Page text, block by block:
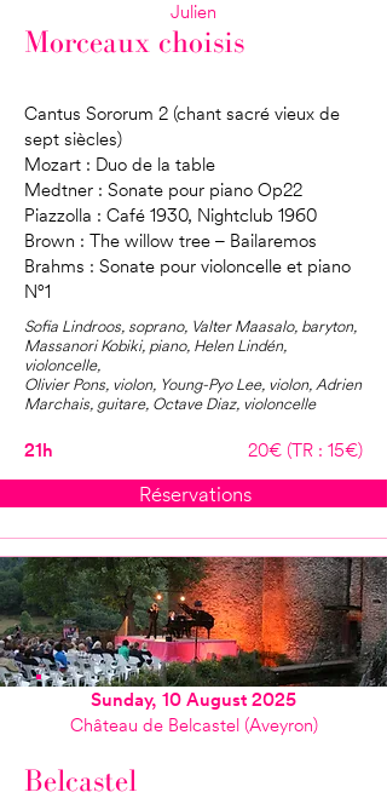
Morceaux choisis
Cantus Sororum 2 (chant sacré vieux de
sept siècles)
Mozart : Duo de la table
Medtner : Sonate pour piano Op22
Piazzolla : Café 1930, Nightclub 1960
Brown : The willow tree – Bailaremos
Brahms : Sonate pour violoncelle et piano
N°1
Sofia Lindroos, soprano, Valter Maasalo, baryton,
Massanori Kobiki, piano, Helen Lindén,
violoncelle,
Olivier Pons, violon, Young-Pyo Lee, violon, Adrien
Marchais, guitare, Octave Diaz, violoncelle
21h 20€ (TR : 15€)
Réservations
Julien
Belcastel
Sunday, 10 August 2025
Château de Belcastel (Aveyron)